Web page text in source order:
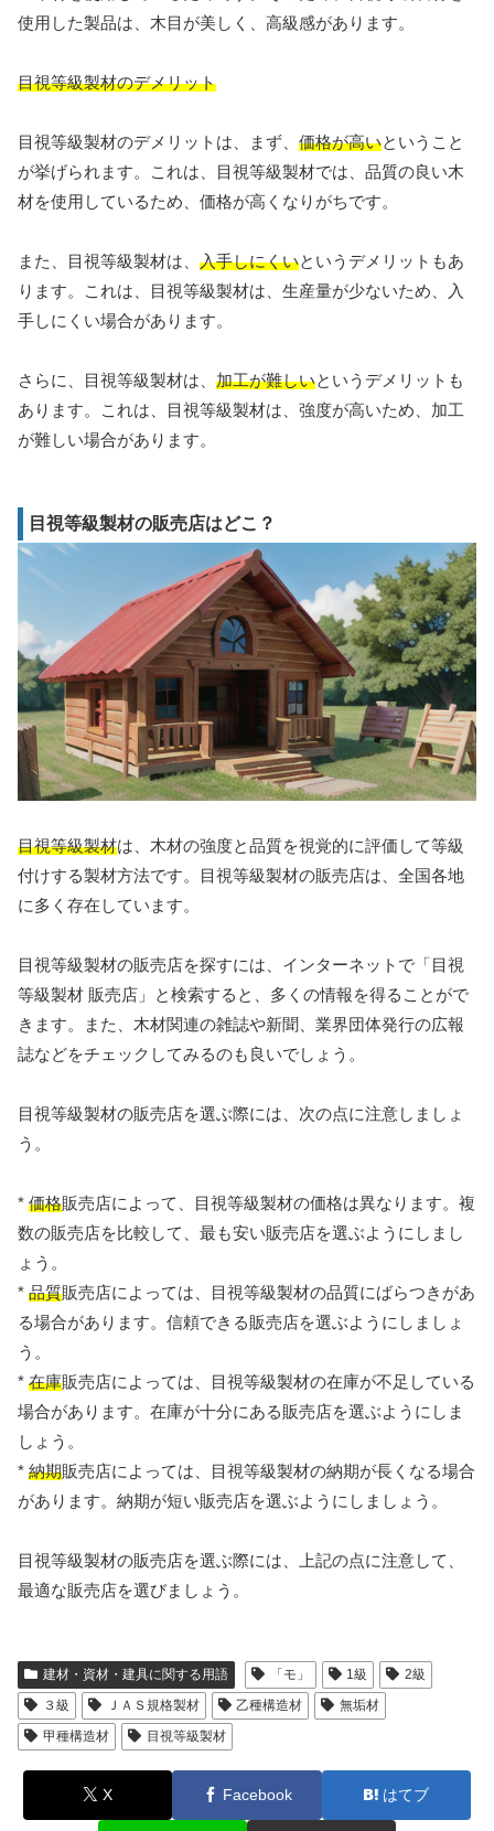
使用した製品は、木目が美しく、高級感があります。
目視等級製材のデメリット
目視等級製材のデメリットは、まず、 価格が高いということ
が挙げられます。これは、目視等級製材では、品質の良い木
材を使用しているため、価格が高くなりがちです。
また、目視等級製材は、 入手しにくいというデメリットもあ
ります。これは、目視等級製材は、生産量が少ないため、入
手しにくい場合があります。
さらに、目視等級製材は、 加工が難しいというデメリットも
あります。これは、目視等級製材は、強度が高いため、加工
が難しい場合があります。
目視等級製材の販売店はどこ？
目視等級製材は、木材の強度と品質を視覚的に評価して等級
付けする製材方法です。目視等級製材の販売店は、全国各地
に多く存在しています。
目視等級製材の販売店を探すには、インターネットで「目視
等級製材 販売店」と検索すると、多くの情報を得ることがで
きます。また、木材関連の雑誌や新聞、業界団体発行の広報
誌などをチェックしてみるのも良いでしょう。
目視等級製材の販売店を選ぶ際には、次の点に注意しましょ
う。
* 価格販売店によって、目視等級製材の価格は異なります。複
数の販売店を比較して、最も安い販売店を選ぶようにしまし
ょう。
* 品質販売店によっては、目視等級製材の品質にばらつきがあ
る場合があります。信頼できる販売店を選ぶようにしましょ
う。
* 在庫販売店によっては、目視等級製材の在庫が不足している
場合があります。在庫が十分にある販売店を選ぶようにしま
しょう。
* 納期販売店によっては、目視等級製材の納期が長くなる場合
があります。納期が短い販売店を選ぶようにしましょう。
目視等級製材の販売店を選ぶ際には、上記の点に注意して、
最適な販売店を選びましょう。
建材・資材・建具に関する用語 「モ」 1級
2級
３級
ＪＡＳ規格製材 乙種構造材
無垢材
甲種構造材
目視等級製材
X Facebook はてブ